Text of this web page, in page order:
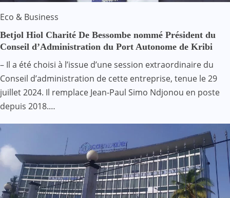
Eco & Business
Betjol Hiol Charité De Bessombe nommé Président du
Conseil d’Administration du Port Autonome de Kribi
– Il a été choisi à l’issue d’une session extraordinaire du
Conseil d’administration de cette entreprise, tenue le 29
juillet 2024. Il remplace Jean-Paul Simo Ndjonou en poste
depuis 2018.…